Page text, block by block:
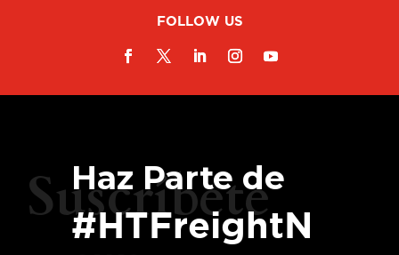
FOLLOW US
Suscríbete
Haz Parte de
#HTFreightN